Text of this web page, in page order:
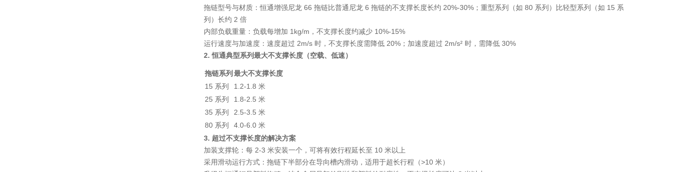
拖链型号与材质 ：恒通增强尼龙 66 拖链比普通尼龙 6 拖链的不支撑长度长约 20%-30%；重型系列（如 80 系列）比轻型系列（如 15 系
列）长约 2 倍
内部负载重量 ：负载每增加 1kg/m，不支撑长度约减少 10%-15%
运行速度与加速度 ：速度超过 2m/s 时，不支撑长度需降低 20%；加速度超过 2m/s² 时，需降低 30%
2. 恒通典型系列最大不支撑长度（空载、低速）
拖链系列 最大不支撑长度
15 系列
1.2-1.8 米
25 系列
1.8-2.5 米
35 系列
2.5-3.5 米
80 系列
4.0-6.0 米
3. 超过不支撑长度的解决方案
加装支撑轮 ：每 2-3 米安装一个，可将有效行程延长至 10 米以上
采用滑动运行方式 ：拖链下半部分在导向槽内滑动，适用于超长行程（>10 米）